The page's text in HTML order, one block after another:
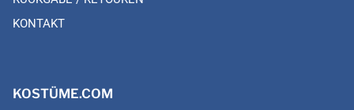
KONTAKT
KOSTÜME.COM